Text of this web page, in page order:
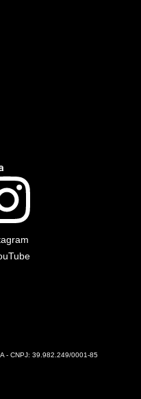
- CNPJ: 39.982.249/0001-85